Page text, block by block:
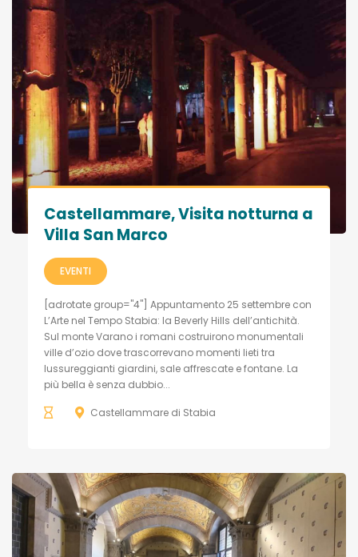
Castellammare, Visita notturna a
Villa San Marco
EVENTI
[adrotate group="4"] Appuntamento 25 settembre con
L’Arte nel Tempo Stabia: la Beverly Hills dell’antichità.
Sul monte Varano i romani costruirono monumentali
ville d’ozio dove trascorrevano momenti lieti tra
lussureggianti giardini, sale affrescate e fontane. La
più bella è senza dubbio...
Castellammare di Stabia